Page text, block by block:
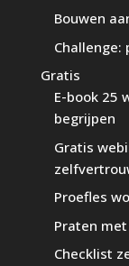
Bouwen
Gratis
E-book 25
begrijpen
Gratis
Proefles
Praten
Checklist